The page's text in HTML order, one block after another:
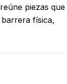
piezas que
física,